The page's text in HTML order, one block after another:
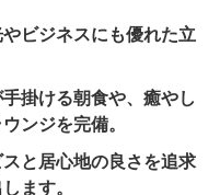
ビジネスにも優れた立
掛ける朝食や、癒やし
ンジを完備。
と居心地の良さを追求
ます。